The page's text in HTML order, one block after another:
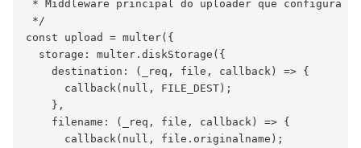
* Middleware principal do uploader que configura
*/
const upload = multer({
  storage: multer.diskStorage({
    destination: (_req, file, callback) => {
      callback(null, FILE_DEST);
    },
    filename: (_req, file, callback) => {
      callback(null, file.originalname);